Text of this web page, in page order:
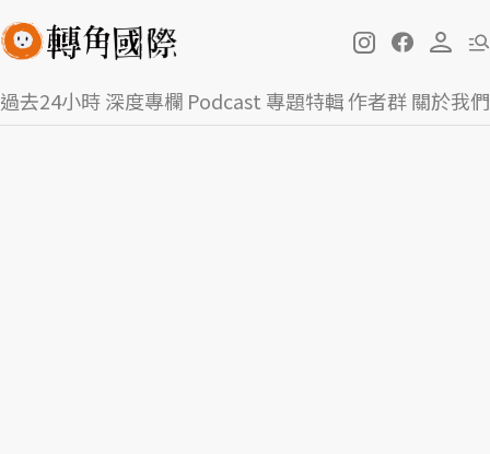
過去24小時深度專欄 Podcast 專題特輯作者群關於我們